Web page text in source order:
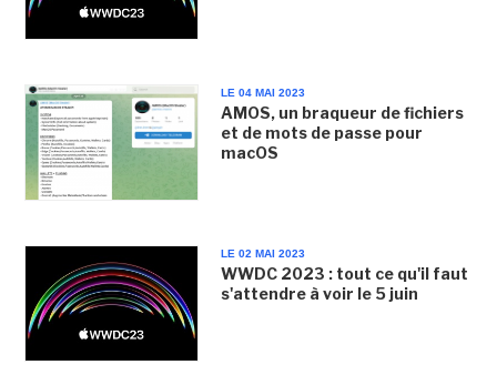
LE 04 MAI 2023
AMOS, un braqueur de fichiers
et de mots de passe pour
macOS
LE 02 MAI 2023
WWDC 2023 : tout ce qu'il faut
s'attendre à voir le 5 juin